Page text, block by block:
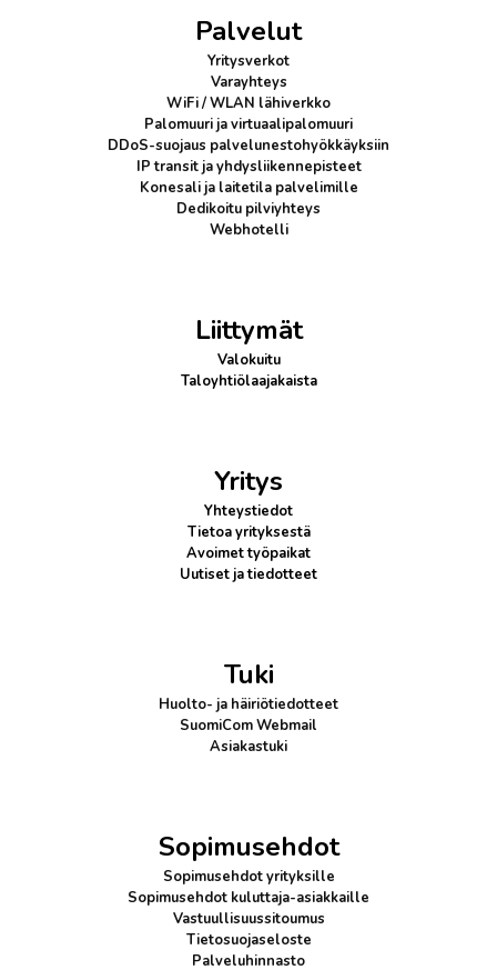
Palvelut
Yritysverkot
Varayhteys
WiFi / WLAN lähiverkko
Palomuuri ja virtuaalipalomuuri
DDoS-suojaus palvelunestohyökkäyksiin
IP transitja yhdysliikennepisteet
Konesali ja laitetila palvelimille
Dedikoitu pilviyhteys
Webhotelli
Liittymät
Valokuitu
Taloyhtiölaajakaista
Yritys
Yhteystiedot
Tietoa yrityksestä
Avoimet työpaikat
Uutiset ja tiedotteet
Tuki
Huolto- ja häiriötiedotteet
SuomiCom Webmail
Asiakastuki
Sopimusehdot
Sopimusehdot yrityksille
Sopimusehdot kuluttaja-asiakkaille
Vastuullisuussitoumus
Tietosuojaseloste
Palveluhinnasto